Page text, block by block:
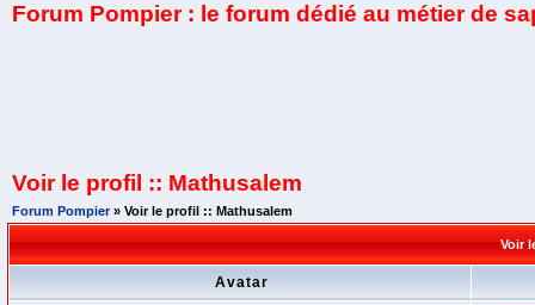
Forum Pompier : le forum dédié au métier de
Voir le profil :: Mathusalem
Forum Pompier» Voir le profil :: Mathusalem
Voir
Avatar